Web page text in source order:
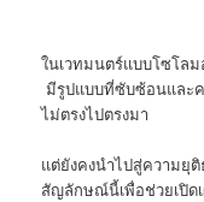
ในเวทมนตร์แบบโซโล
มีรูปแบบที่ซับซ้อนและค
ไม่ตรงไปตรงมา
แต่ยังคงนำไปสู่ความยุ
สัญลักษณ์นี้เพื่อช่วยเปิด